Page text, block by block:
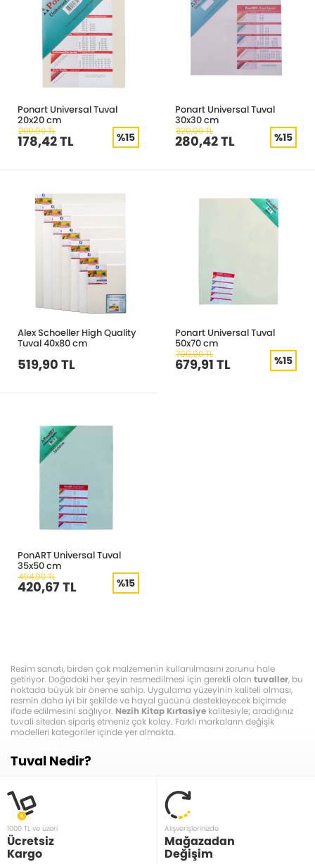
Ponart Universal Tuval
20x20 cm
209,90 TL
178,42 TL %15
Ponart Universal Tuval
30x30 cm
329,90 TL
280,42 TL %15
Alex Schoeller High Quality
Tuval 40x80 cm
519,90 TL
Ponart Universal Tuval
50x70 cm
799,90 TL
679,91 TL %15
PonART Universal Tuval
35x50 cm
494,90 TL
420,67 TL %15
Resim sanatı, birden çok malzemenin kullanılmasını zorunu hale
getiriyor. Doğadaki her şeyin resmedilmesi için gerekli olan tuvaller, bu
noktada büyük bir öneme sahip. Uygulama yüzeyinin kaliteli olması,
resmin daha iyi bir şekilde ve hayal gücünü destekleyecek biçimde
ifade edilmesini sağlıyor. Nezih Kitap Kırtasiye kalitesiyle; aradığınız
tuvali siteden sipariş etmeniz çok kolay. Farklı markaların değişik
modelleri kategoriler içinde yer almakta.
Tuval Nedir?
yerleştirilen tuval, en bilinen resim araçlarının başında gelir.
sulu boya ve yağlı boyanın yapılması için dizayn edilmiştir. Fırça
yardımıyla gerçekleştirilen sihirli dokunuşlar; tuval üzerinde hayat
bulur. Değişik malzemelerden üretilmiştir. Uzun süreli kullanımlar için
uygun olan, bozulmayan tuvaller; beklentileri sonuna kadar karşılar.
1000 TL ve üzeri
Ücretsiz
Kargo
Alışverişlerinizde
Mağazadan
Değişim